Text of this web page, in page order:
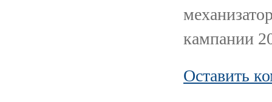
кампании
Оставить